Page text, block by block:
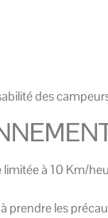
des
à 10 Km/
les